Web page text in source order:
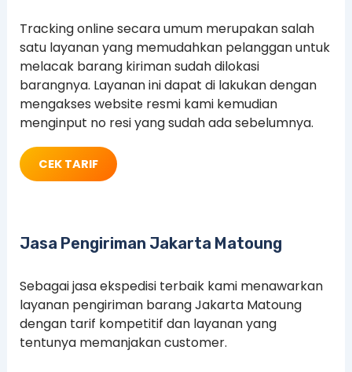
Tracking online secara umum merupakan salah
satu layanan yang memudahkan pelanggan untuk
melacak barang kiriman sudah dilokasi
barangnya. Layanan ini dapat di lakukan dengan
mengakses website resmi kami kemudian
menginput no resi yang sudah ada sebelumnya.
CEK TARIF
Jasa Pengiriman Jakarta Matoung
Sebagai jasa ekspedisi terbaik kami menawarkan
layanan pengiriman barang Jakarta Matoung
dengan tarif kompetitif dan layanan yang
tentunya memanjakan customer.